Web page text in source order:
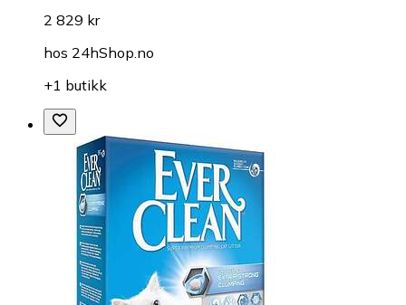
2 829 kr
hos 24hShop.no
+1 butikk